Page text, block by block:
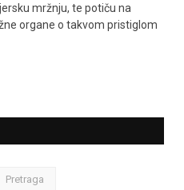
mržnju, te potiču na
organe o takvom pristiglom